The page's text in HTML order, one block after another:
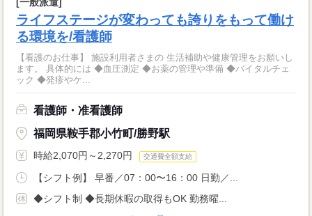
[一般派遣]
ライフステージが変わっても誇りをもって働け
る環境を/看護師
【看護のお仕事】 施設利用者さまの 生活補助や健康管理をお願いし
ます。 具体的には ◆血圧測定 ◆お薬の管理や準備 ◆バイタルチェ
ック ◆発疹やケ...
看護師・准看護師
福岡県鞍手郡小竹町/勝野駅
時給2,070円～2,270円 交通費全額支給
【シフト例】 早番／07：00〜16：00 日勤／...
◆シフト制 ◆長期休暇の取得もOK 勤務曜...